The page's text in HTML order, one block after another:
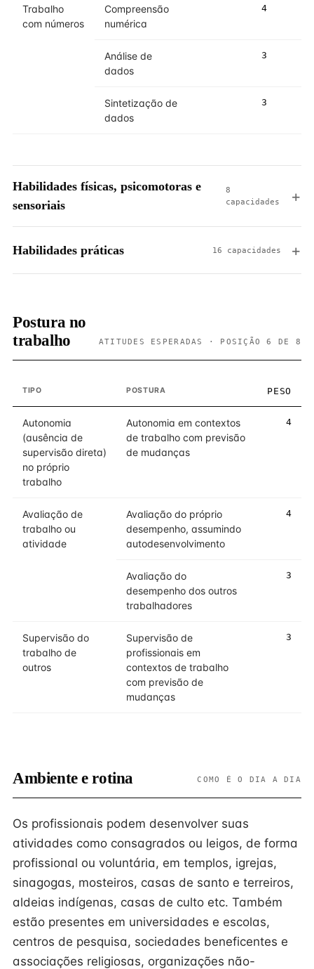
Trabalho
com números
Compreensão
numérica
4
Análise de
dados
3
Sintetização de
dados
3
Habilidades físicas, psicomotoras e
sensoriais
8
capacidades
Habilidades práticas 16 capacidades
Postura no
trabalho
ATITUDES ESPERADAS · POSIÇÃO 6 DE 8
TIPO POSTURA PESO
Autonomia
(ausência de
supervisão direta)
no próprio
trabalho
Autonomia em contextos
de trabalho com previsão
de mudanças
4
Avaliação de
trabalho ou
atividade
Avaliação do próprio
desempenho, assumindo
autodesenvolvimento
4
Avaliação do
desempenho dos outros
trabalhadores
3
Supervisão do
trabalho de
outros
Supervisão de
profissionais em
contextos de trabalho
com previsão de
mudanças
3
Ambiente e rotina COMO É O DIA A DIA
Os profissionais podem desenvolver suas
atividades como consagrados ou leigos, de forma
profissional ou voluntária, em templos, igrejas,
sinagogas, mosteiros, casas de santo e terreiros,
aldeias indígenas, casas de culto etc. Também
estão presentes em universidades e escolas,
centros de pesquisa, sociedades beneficentes e
associações religiosas, organizações não-